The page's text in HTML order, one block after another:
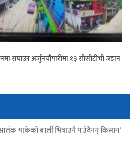
सघाउन अर्जुनचौपारीमा १३ सीसीटीभी जडान
‘पाकेको बाली भित्राउनै पाउँदैनन् किसान’